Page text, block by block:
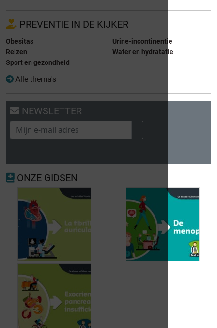
PREVENTIE IN DE KIJKER
Obesitas
Reizen
Sport en gezondheid
Urine-incontinentie
Water en hydratatie
Alle thema's
NEWSLETTER
ONZE GIDSEN
Voorkamerfibrillatie